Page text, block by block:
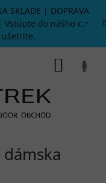
SKLADE | DOPRAVA
Vstúpte do nášho 👉